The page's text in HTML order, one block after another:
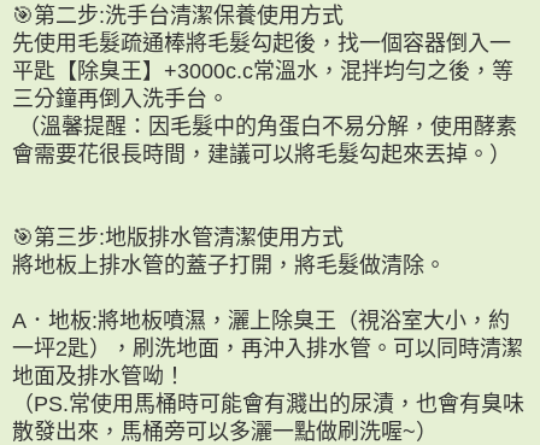
🎯第二步:洗手台清潔保養使用方式
先使用毛髮疏通棒將毛髮勾起後，找一個容器倒入一
平匙【除臭王】+3000c.c常溫水，混拌均勻之後，等
三分鐘再倒入洗手台。
（溫馨提醒：因毛髮中的角蛋白不易分解，使用酵素
會需要花很長時間，建議可以將毛髮勾起來丟掉。）
🎯第三步:地版排水管清潔使用方式
將地板上排水管的蓋子打開，將毛髮做清除。
A．地板:將地板噴濕，灑上除臭王（視浴室大小，約
一坪2匙），刷洗地面，再沖入排水管。可以同時清潔
地面及排水管呦！
（PS.常使用馬桶時可能會有濺出的尿漬，也會有臭味
散發出來，馬桶旁可以多灑一點做刷洗喔~）